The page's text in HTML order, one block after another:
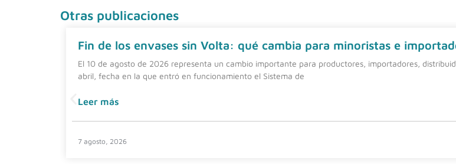
Otras publicaciones
Fin de los envases sin Volta: qué cambia para minoristas e
El 10 de agosto de 2026 representa un cambio importante para productores, importadores,
abril, fecha en la que entró en funcionamiento el Sistema de
Leer más
7 agosto, 2026